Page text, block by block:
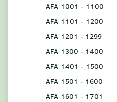
AFA 1001 - 1100
AFA 1101 - 1200
AFA 1201 - 1299
AFA 1300 - 1400
AFA 1401 - 1500
AFA 1501 - 1600
AFA 1601 - 1701